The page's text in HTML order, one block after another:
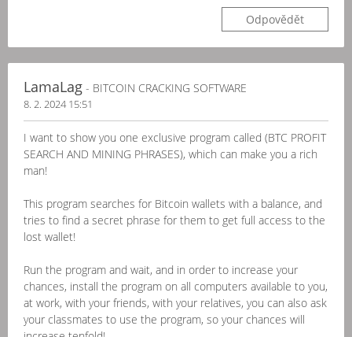
Odpovědět
LamaLag - BITCOIN CRACKING SOFTWARE
8. 2. 2024 15:51
I want to show you one exclusive program called (BTC PROFIT
SEARCH AND MINING PHRASES), which can make you a rich
man!
This program searches for Bitcoin wallets with a balance, and
tries to find a secret phrase for them to get full access to the
lost wallet!
Run the program and wait, and in order to increase your
chances, install the program on all computers available to you,
at work, with your friends, with your relatives, you can also ask
your classmates to use the program, so your chances will